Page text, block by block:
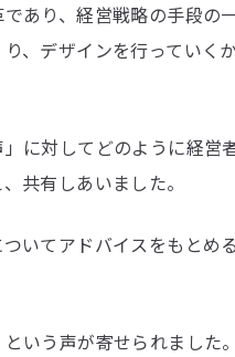
あり、経営戦略の手段の一
、デザインを行っていく
に対してどのように経営
共有しあいました。
いてアドバイスをもとめ
いう声が寄せられました。